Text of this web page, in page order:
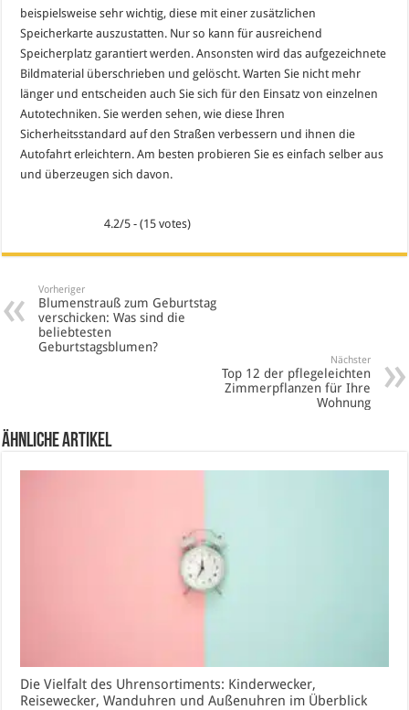
beispielsweise sehr wichtig, diese mit einer zusätzlichen
Speicherkarte auszustatten. Nur so kann für ausreichend
Speicherplatz garantiert werden. Ansonsten wird das aufgezeichnete
Bildmaterial überschrieben und gelöscht. Warten Sie nicht mehr
länger und entscheiden auch Sie sich für den Einsatz von einzelnen
Autotechniken. Sie werden sehen, wie diese Ihren
Sicherheitsstandard auf den Straßen verbessern und ihnen die
Autofahrt erleichtern. Am besten probieren Sie es einfach selber aus
und überzeugen sich davon.
4.2/5 - (15 votes)
Vorheriger
Blumenstrauß zum Geburtstag
verschicken: Was sind die
beliebtesten
Geburtstagsblumen?
Nächster
Top 12 der pflegeleichten
Zimmerpflanzen für Ihre
Wohnung
Ähnliche Artikel
Die Vielfalt des Uhrensortiments: Kinderwecker,
Reisewecker, Wanduhren und Außenuhren im Überblick